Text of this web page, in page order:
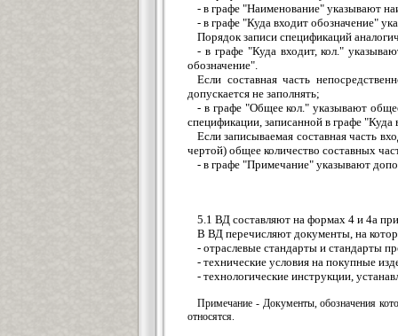
- в графе "Наименование" указывают
- в графе "Куда входит обозначение"
Порядок записи спецификаций
- в графе "Куда входит, кол."
обозначение".
Если составная часть
допускается не заполнять;
- в графе "Общее кол." указывают
спецификации, записанной в графе "Куда
Если записываемая составная часть
чертой) общее количество составных
- в графе "Примечание" указывают
5.1 ВД составляют на формах 4 и 4а
В ВД перечисляют документы, на
- отраслевые стандарты и стандарты
- технические условия на покупные
- технологические инструкции,
Примечание - Документы, обозначения
относятся.